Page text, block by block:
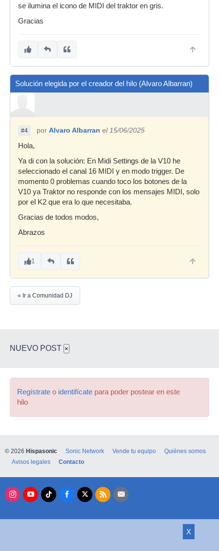
se ilumina el icono de MIDI del traktor en gris.
Gracias
Solución elegida por el creador del hilo (Alvaro Albarran)
#4 por Alvaro Albarran el 15/06/2025
Hola,
Ya di con la solución: En Midi Settings de la V10 he
seleccionado el canal 16 MIDI y en modo trigger. De
momento 0 problemas cuando toco los botones de la
V10 ya Traktor no responde con los mensajes MIDI, solo
por el K2 que era lo que necesitaba.
Gracias de todos modos,
Abrazos
1
« Ir a Comunidad DJ
NUEVO POST ×
Regístrate o identifícate para poder postear en este
hilo
X
© 2026 Hispasonic Sonic Network Vende tu equipo
Quiénes somos
Avisos legales
Contacto